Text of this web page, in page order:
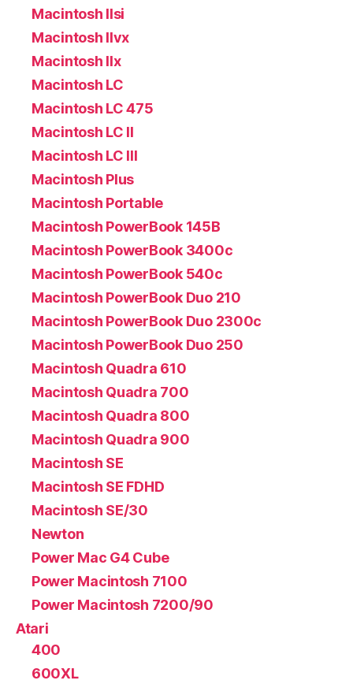
Macintosh IIsi
Macintosh IIvx
Macintosh IIx
Macintosh LC
Macintosh LC 475
Macintosh LC II
Macintosh LC III
Macintosh Plus
Macintosh Portable
Macintosh PowerBook 145B
Macintosh PowerBook 3400c
Macintosh PowerBook 540c
Macintosh PowerBook Duo 210
Macintosh PowerBook Duo 2300c
Macintosh PowerBook Duo 250
Macintosh Quadra 610
Macintosh Quadra 700
Macintosh Quadra 800
Macintosh Quadra 900
Macintosh SE
Macintosh SE FDHD
Macintosh SE/30
Newton
Power Mac G4 Cube
Power Macintosh 7100
Power Macintosh 7200/90
Atari
400
600XL